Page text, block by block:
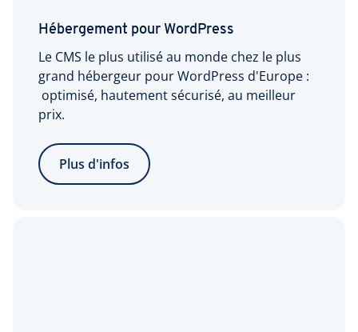
Hébergement pour WordPress
Le CMS le plus utilisé au monde chez le plus
grand hébergeur pour WordPress d'Europe :
optimisé, hautement sécurisé, au meilleur
prix.
Plus d'infos